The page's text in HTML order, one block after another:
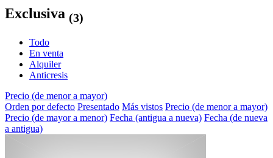
Exclusiva (3)
Todo
En venta
Alquiler
Anticresis
Precio (de menor a mayor)
Orden por defecto Presentado Más vistos Precio (de menor a mayor)
Precio (de mayor a menor) Fecha (antigua a nueva) Fecha (de nueva
a antigua)